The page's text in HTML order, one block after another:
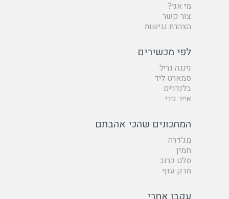
מי אני?
צור קשר
הצהרת נגישות
לפי מכשירים
נינגה גריל
סמארט ליד
בלנדרים
אייר פרי
המתכונים שהכי אהבתם
מג'דרה
חמין
סלט כרוב
מרק עוף